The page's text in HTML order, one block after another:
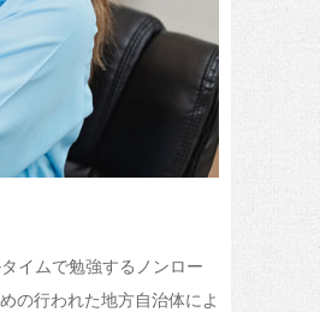
イムで勉強するノンロー
の行われた地方自治体によ